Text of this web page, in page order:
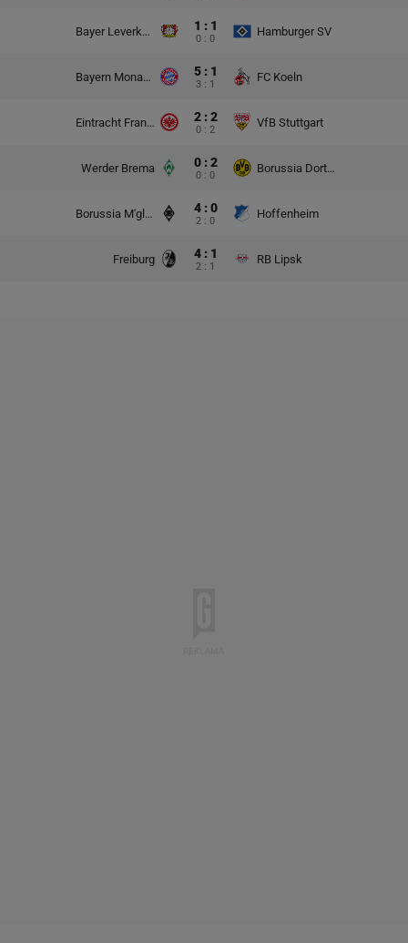
Bayer Leverkusen 1 : 1
0 : 0
Hamburger SV
Bayern Monachium 5 : 1
3 : 1
FC Koeln
Eintracht Frankfurt 2 : 2
0 : 2
VfB Stuttgart
Werder Brema 0 : 2
0 : 0
Borussia Dortmund
Borussia M'gladbach 4 : 0
2 : 0
Hoffenheim
Freiburg 4 : 1
2 : 1
RB Lipsk